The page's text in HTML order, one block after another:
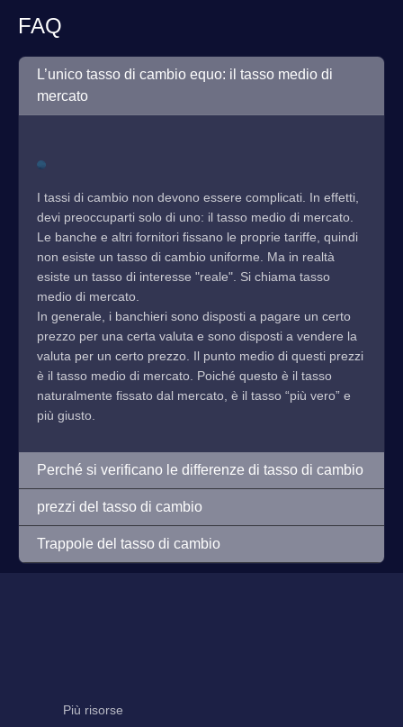
FAQ
L’unico tasso di cambio equo: il tasso medio di
mercato
I tassi di cambio non devono essere complicati. In effetti,
devi preoccuparti solo di uno: il tasso medio di mercato.
Le banche e altri fornitori fissano le proprie tariffe, quindi
non esiste un tasso di cambio uniforme. Ma in realtà
esiste un tasso di interesse "reale". Si chiama tasso
medio di mercato.
In generale, i banchieri sono disposti a pagare un certo
prezzo per una certa valuta e sono disposti a vendere la
valuta per un certo prezzo. Il punto medio di questi prezzi
è il tasso medio di mercato. Poiché questo è il tasso
naturalmente fissato dal mercato, è il tasso “più vero” e
più giusto.
Perché si verificano le differenze di tasso di cambio
prezzi del tasso di cambio
Trappole del tasso di cambio
Più risorse